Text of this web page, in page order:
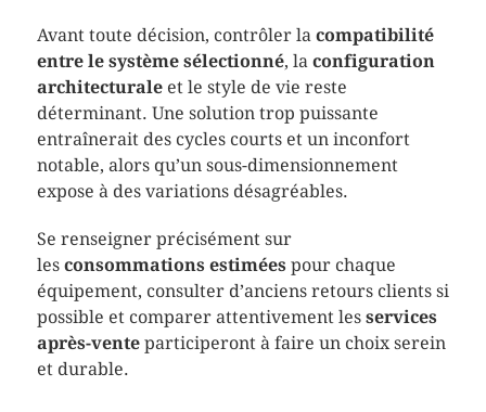
Avant toute décision, contrôler la compatibilité
entre le système sélectionné, la configuration
architecturaleet le style de vie reste
déterminant. Une solution trop puissante
entraînerait des cycles courts et un inconfort
notable, alors qu’un sous-dimensionnement
expose à des variations désagréables.
Se renseigner précisément sur
les consommations estiméespour chaque
équipement, consulter d’anciens retours clients si
possible et comparer attentivement les services
après-venteparticiperont à faire un choix serein
et durable.